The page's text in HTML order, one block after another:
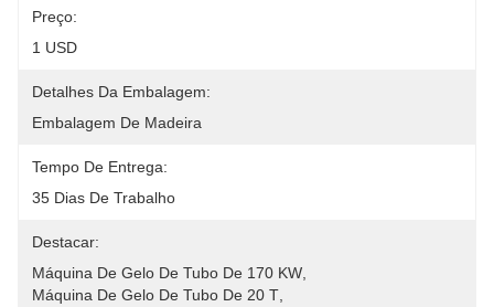
Preço:
1 USD
Detalhes Da Embalagem:
Embalagem De Madeira
Tempo De Entrega:
35 Dias De Trabalho
Destacar:
Máquina De Gelo De Tubo De 170 KW
Máquina De Gelo De Tubo De 20 T